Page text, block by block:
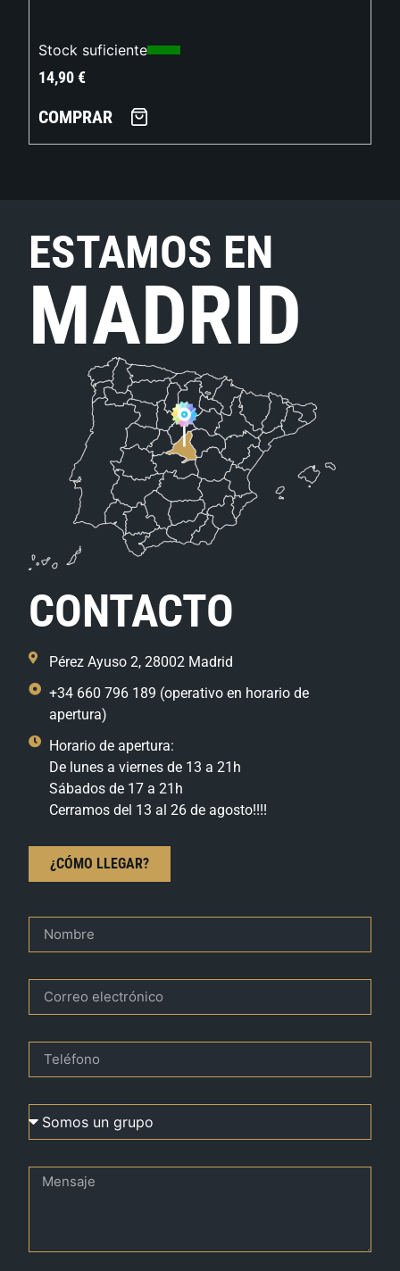
Stock suficiente
14,90€
COMPRAR
ESTAMOS EN
MADRID
CONTACTO
Pérez Ayuso 2, 28002 Madrid
+34 660 796 189 (operativo en horario de
apertura)
Horario de apertura:
De lunes a viernes de 13 a 21h
Sábados de 17 a 21h
Cerramos del 13 al 26 de agosto!!!!
¿CÓMO LLEGAR?